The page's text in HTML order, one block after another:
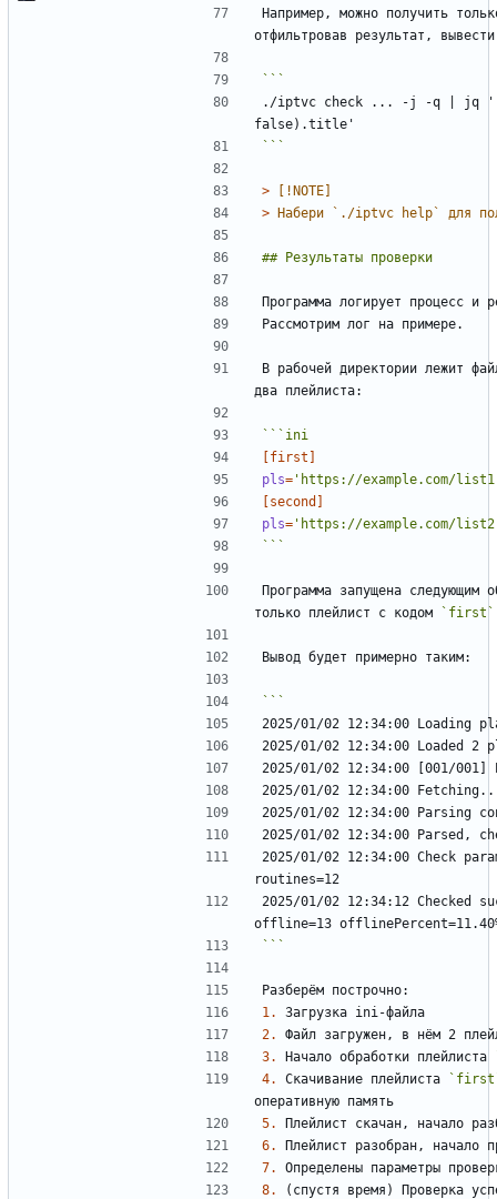
Например, можно получить
./iptvc check ... -j -q | jq
```
>
>
В рабочей директории лежит
[first]
pls= 'https://example.com/
[second]
pls= 'https://example.com/
```
Программа запущена следующим
только плейлист с кодом
`first`
2025/01/02 12:34:00 Check
2025/01/02 12:34:12 Checked
```
1.
2.
3.
Начало обработки плейлиста
4.
Скачивание плейлиста
5.
6.
7.
8.
(спустя время) Проверка